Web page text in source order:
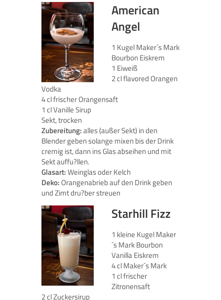
American
Angel
1 Kugel Maker´s Mark
Bourbon Eiskrem
1 Eiweiß
2 cl flavored Orangen
Vodka
4 cl frischer Orangensaft
1 cl Vanille Sirup
Sekt, trocken
Zubereitung:alles (außer Sekt) in den
Blender geben solange mixen bis der Drink
cremig ist, dann ins Glas abseihen und mit
Sekt auffu?llen.
Glasart:Weinglas oder Kelch
Deko: Orangenabrieb auf den Drink geben
und Zimt dru?ber streuen
Starhill Fizz
1 kleine Kugel Maker
´s Mark Bourbon
Vanilla Eiskrem
4 cl Maker´s Mark
1 cl frischer
Zitronensaft
2 cl Zuckersirup